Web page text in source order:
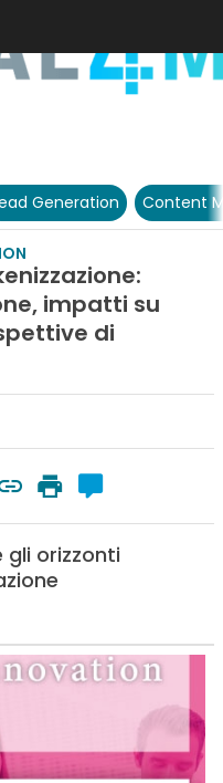
Generation Content
impatti su
di
orizzonti